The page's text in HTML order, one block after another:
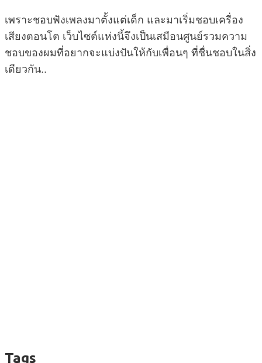
เพราะชอบฟังเพลงมาตั้งแต่เด็ก และมาเริ่มชอบเครื่อง
เสียงตอนโต เว็บไซต์แห่งนี้จึงเป็นเสมือนศูนย์รวมความ
ชอบของผมที่อยากจะแบ่งปันให้กับเพื่อนๆ ที่ชื่นชอบในสิ่ง
เดียวกัน..
Tags